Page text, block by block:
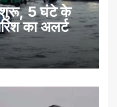
शुरू, 5 घंटे के
का अलर्ट